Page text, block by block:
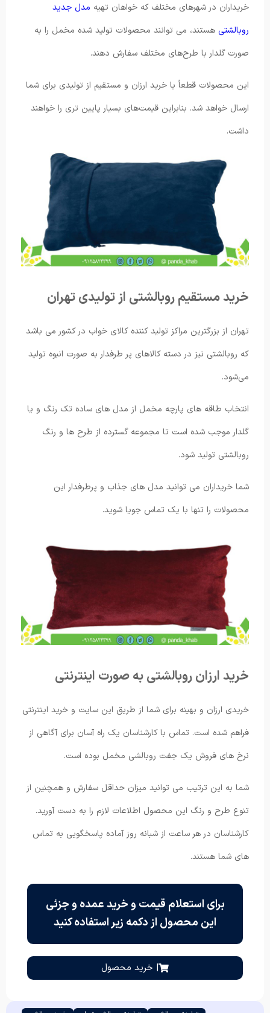
خریداران در شهرهای مختلف که خواهان تهیه مدل جدید
روبالشتی هستند، می ‌توانند محصولات تولید شده مخمل را به
صورت گلدار با طرح‌های مختلف سفارش دهند.
این محصولات قطعاً با خرید ارزان و مستقیم از تولیدی برای شما
ارسال خواهد شد. بنابراین قیمت‌های بسیار پایین تری را خواهند
داشت.
خرید مستقیم روبالشتی از تولیدی تهران
تهران از بزرگترین مراکز تولید کننده کالای خواب در کشور می باشد
که روبالشتی نیز در دسته کالاهای پر طرفدار به صورت انبوه تولید
می‌شود.
انتخاب طاقه های پارچه مخمل از مدل های ساده تک رنگ و یا
گلدار موجب شده است تا مجموعه گسترده از طرح ها و رنگ
روبالشتی تولید شود.
شما خریداران می توانید مدل های جذاب و پرطرفدار این
محصولات را تنها با یک تماس جویا شوید.
خرید ارزان روبالشتی به صورت اینترنتی
خریدی ارزان و بهینه برای شما از طریق این سایت و خرید اینترنتی
فراهم شده است. تماس با کارشناسان یک راه آسان برای آگاهی از
نرخ های فروش یک جفت روبالشی مخمل بوده است.
شما به این ترتیب می توانید میزان حداقل سفارش و همچنین از
تنوع طرح و رنگ این محصول اطلاعات لازم را به دست آورید.
کارشناسان در هر ساعت از شبانه روز آماده پاسخگویی به تماس
های شما هستند.
برای استعلام قیمت و خرید عمده و جزئی
این محصول از دکمه زیر استفاده کنید
| خرید محصول